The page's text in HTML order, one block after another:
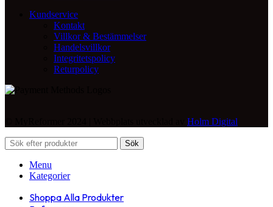
Kundservice
Kontakt
Villkor & Bestämmelser
Handelsvillkor
Integritetspolicy
Returpolicy
Holm Digital
Sök
Menu
Kategorier
Shoppa Alla Produkter